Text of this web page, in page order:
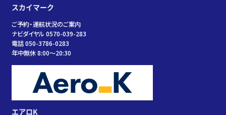
スカイマーク
ご予約・運航状況のご案内
ナビダイヤル 0570-039-283
電話 050-3786-0283
年中無休 8:00～20:30
エアロK